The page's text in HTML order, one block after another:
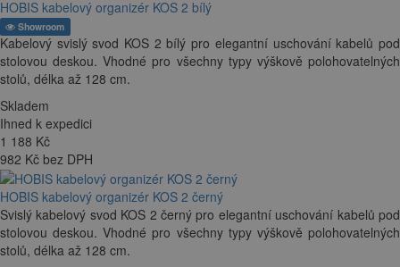
HOBIS kabelový organizér KOS 2 bílý
Showroom
Kabelový svislý svod KOS 2 bílý pro elegantní uschování kabelů pod
stolovou deskou. Vhodné pro všechny typy výškově polohovatelných
stolů, délka až 128 cm.
Skladem
Ihned k expedici
1 188 Kč
982 Kč bez DPH
HOBIS kabelový organizér KOS 2 černý
Svislý kabelový svod KOS 2 černý pro elegantní uschování kabelů pod
stolovou deskou. Vhodné pro všechny typy výškově polohovatelných
stolů, délka až 128 cm.